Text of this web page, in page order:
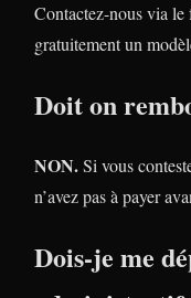
Contactez-nous via le
gratuitement un
Doit on
NON.Si vous
n’avez pas à payer
Dois-je me